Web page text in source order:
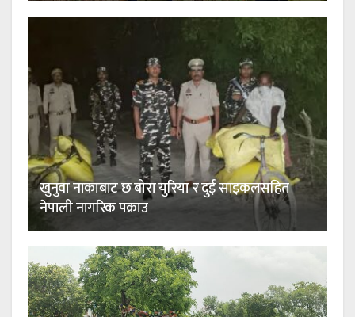
खुनुवा नाकाबाट छ बोरा युरिया र दुई साइकलसहित
नेपाली नागरिक पक्राउ